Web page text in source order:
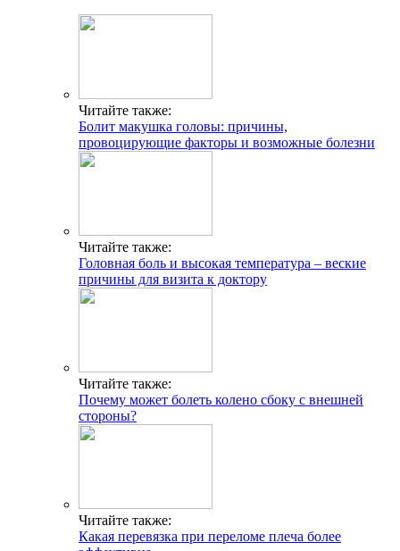
Читайте также:
Болит макушка головы: причины,
провоцирующие факторы и возможные болезни
Читайте также:
Головная боль и высокая температура – веские
причины для визита к доктору
Читайте также:
Почему может болеть колено сбоку с внешней
стороны?
Читайте также:
Какая перевязка при переломе плеча более